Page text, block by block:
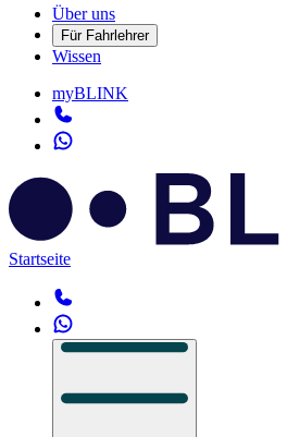
Über uns
Für Fahrlehrer
Wissen
myBLINK
Startseite